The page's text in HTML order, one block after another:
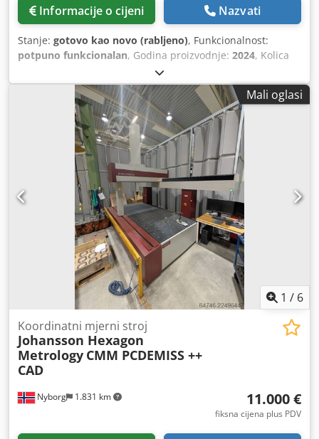
Informacije o cijeni Nazvati
Stanje: gotovo kao novo (rabljeno), Funkcionalnost:
potpuno funkcionalan, Godina proizvodnje: 2024, Kolica
za stol od nehrđajućeg čelika Glazirani stol s 10 polica za
ladice Ladice 780 x 580 ili 600 x 400 Pokretni s 2 kotačića s
kočnicama Rabljeno, očišćeno Crjdpswpzrmjfx Ac Tof
Imamo mnogo drugih komada namještaja od nehrđajućeg
čelika na zalihi!
Mali oglasi
1 / 6
Nyborg 1.831 km
Koordinatni mjerni stroj
Johansson Hexagon
Metrology CMM PCDEMISS ++
CAD
11.000 €
fiksna cijena plus PDV